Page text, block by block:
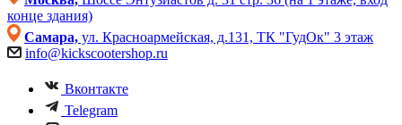
конце здания)
Самара, ул. Красноармейская, д.131, ТК "ГудОк" 3 этаж
info@kickscootershop.ru
Вконтакте
Telegram